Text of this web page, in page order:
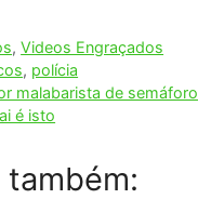
,Videos Engraçados
, polícia
malabarista de semáforo
é isto
também: